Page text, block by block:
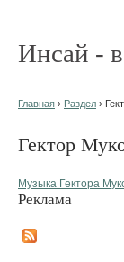
Инсай -
Главная › Раздел ›
Гектор
Музыка Гектора
Реклама